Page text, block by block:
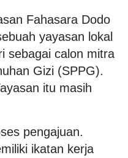
Fahasara Dodo
yayasan lokal
sebagai calon mitra
Gizi (SPPG).
itu masih
pengajuan.
ikatan kerja